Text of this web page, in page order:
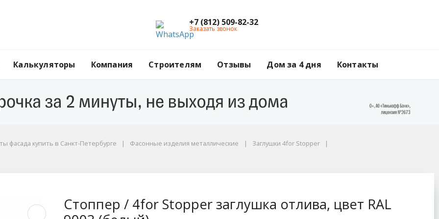
+7 (812) 509-82-32
Заказать звонок
Калькуляторы Компания Строителям Отзывы Дом за 4 дня Контакты
фасада купить в Санкт-Петербурге Фасонные изделия металлические
Заглушки 4for Stopper
Стоппер / 4for Stopper заглушка отлива, цвет RAL